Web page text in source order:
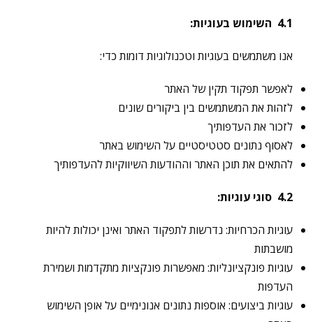
4.1 השימוש בעוגיות:
אנו משתמשים בעוגיות וטכנולוגיות דומות כדי:
לאפשר תפקוד תקין של האתר
לזהות את המשתמשים בין ביקורים שונים
לזכור את העדפותיך
לאסוף נתונים סטטיסטיים על השימוש באתר
להתאים את תוכן האתר וההודעות השיווקיות להעדפותיך
4.2 סוגי עוגיות:
עוגיות הכרחיות: נדרשות לתפקוד האתר ואינן יכולות להיות
מושבתות
עוגיות פונקציונליות: מאפשרות פונקציות מתקדמות ושמירת
העדפות
עוגיות ביצועים: אוספות נתונים אנונימיים על אופן השימוש